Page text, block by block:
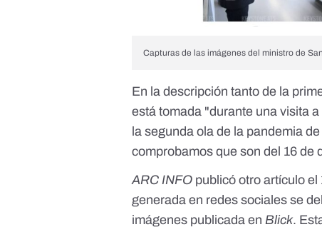
Capturas de las imágenes del ministro de
En la descripción tanto de la
está tomada "durante una visita
la segunda ola de la pandemia
comprobamos que son del 16 de
ARC INFO publicó otro artículo
generada en redes sociales se
imágenes publicada enBlick.